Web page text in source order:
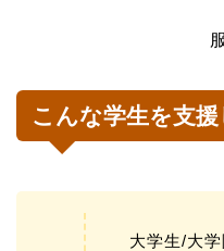
こんな学生を支
大学生/大学